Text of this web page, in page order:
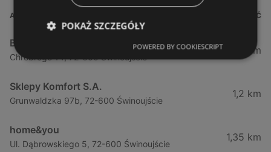
ADRES ODLEGŁOŚĆ
Bodzio
Chrobrego 14, 72-600 Świnoujście
0,9 km
Sklepy Komfort S.A.
Grunwaldzka 97b, 72-600 Świnoujście
1,2 km
home&you
Ul. Dąbrowskiego 5, 72-600 Świnoujście
1,35 km
POKAŻ SZCZEGÓŁY
POWERED BY COOKIESCRIPT